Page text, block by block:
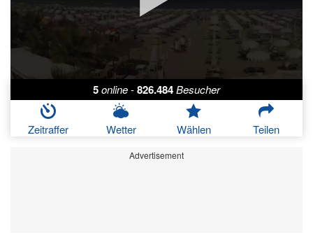
5online-826.484Besucher
Zeitraffer Wetter Wählen Teilen
Advertisement